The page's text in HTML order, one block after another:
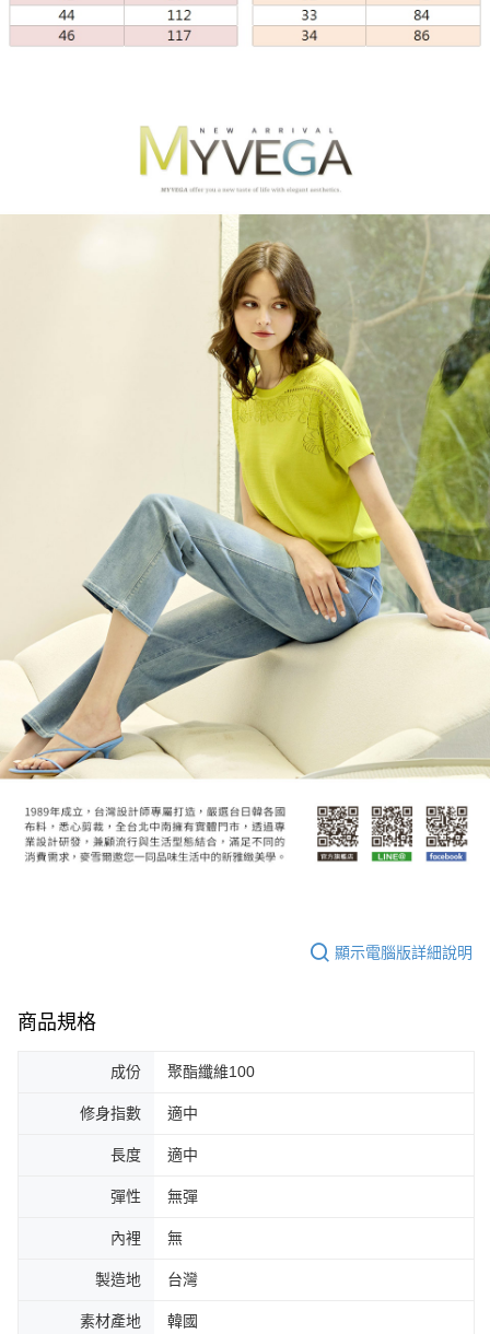
顯示電腦版詳細說明
商品規格
成份 聚酯纖維100
修身指數 適中
長度 適中
彈性 無彈
內裡 無
製造地 台灣
素材產地 韓國